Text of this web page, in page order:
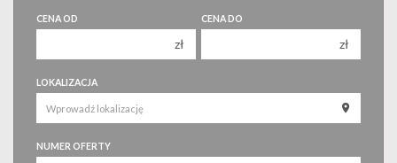
CENA OD
zł
200 000 zł
250 000 zł
300 000 zł
CENA DO
zł
200 000 zł
250 000 zł
LOKALIZACJA
NUMER OFERTY